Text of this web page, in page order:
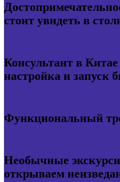
стоит увидеть в
Консультант в
настройка и запуск
Функциональный
Необычные
открываем